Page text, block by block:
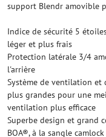
support Blendr amovible
Indice de sécurité 5
léger et plus frais
Protection latérale 3/4
l'arrière
Système de ventilation et
plus grandes pour une
ventilation plus efficace
Superbe design et grand
BOA®, à la sangle